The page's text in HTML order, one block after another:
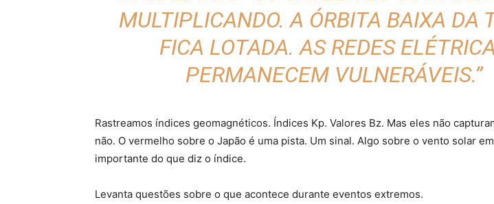
MULTIPLICANDO. A ÓRBITA BAIXA DA
FICA LOTADA. AS REDES
PERMANECEM VULNERÁVEIS.”
Rastreamos índices geomagnéticos. Índices Kp. Valores Bz. Mas eles não
não. O vermelho sobre o Japão é uma pista. Um sinal. Algo sobre o vento solar
importante do que diz o índice.
Levanta questões sobre o que acontece durante eventos extremos.